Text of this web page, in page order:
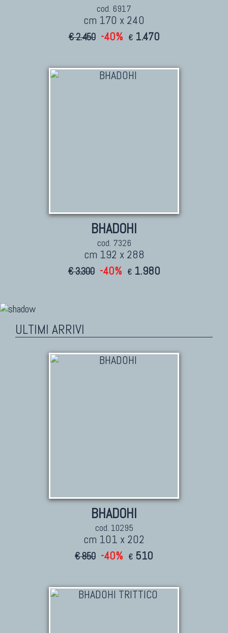
cod. 6917
cm 170 x 240
€ 2.450 -40% € 1.470
BHADOHI
cod. 7326
cm 192 x 288
€ 3.300 -40% € 1.980
ULTIMI ARRIVI
BHADOHI
cod. 10295
cm 101 x 202
€ 850 -40% € 510